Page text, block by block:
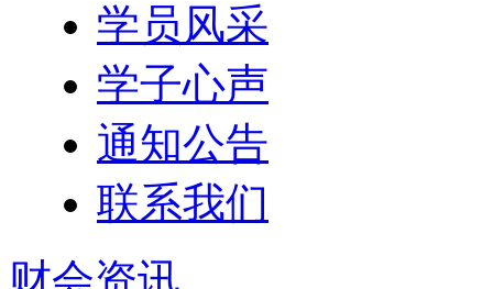
学员风采
学子心声
通知公告
联系我们